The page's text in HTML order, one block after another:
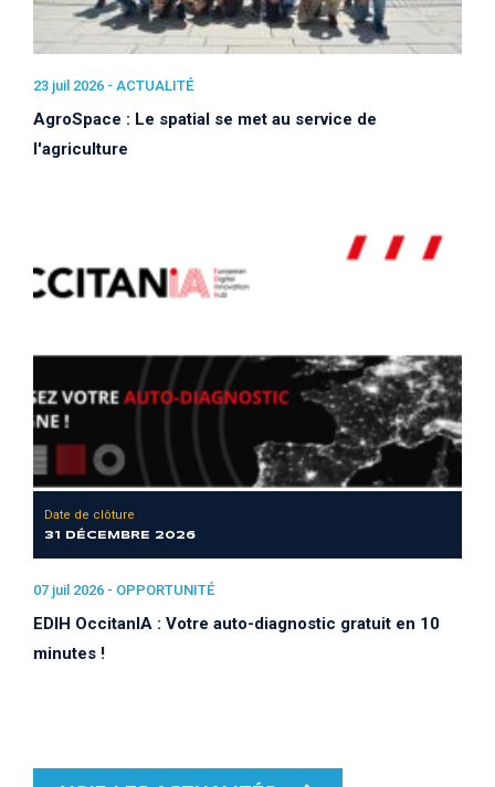
23 juil 2026 - ACTUALITÉ
AgroSpace : Le spatial se met au service de
l'agriculture
Date de clôture
31 DÉCEMBRE 2026
07 juil 2026 - OPPORTUNITÉ
EDIH OccitanIA : Votre auto-diagnostic gratuit en 10
minutes !